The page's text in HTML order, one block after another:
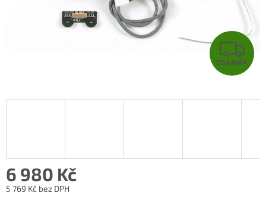
Z
D
A
ZDARMA
6 980 Kč
5 769 Kč bez DPH